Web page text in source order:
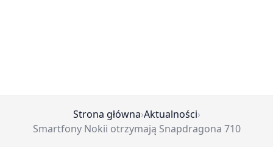
Strona główna›Aktualności›
Smartfony Nokii otrzymają Snapdragona 710